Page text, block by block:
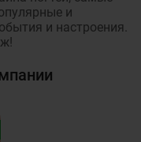
и
и настроения.